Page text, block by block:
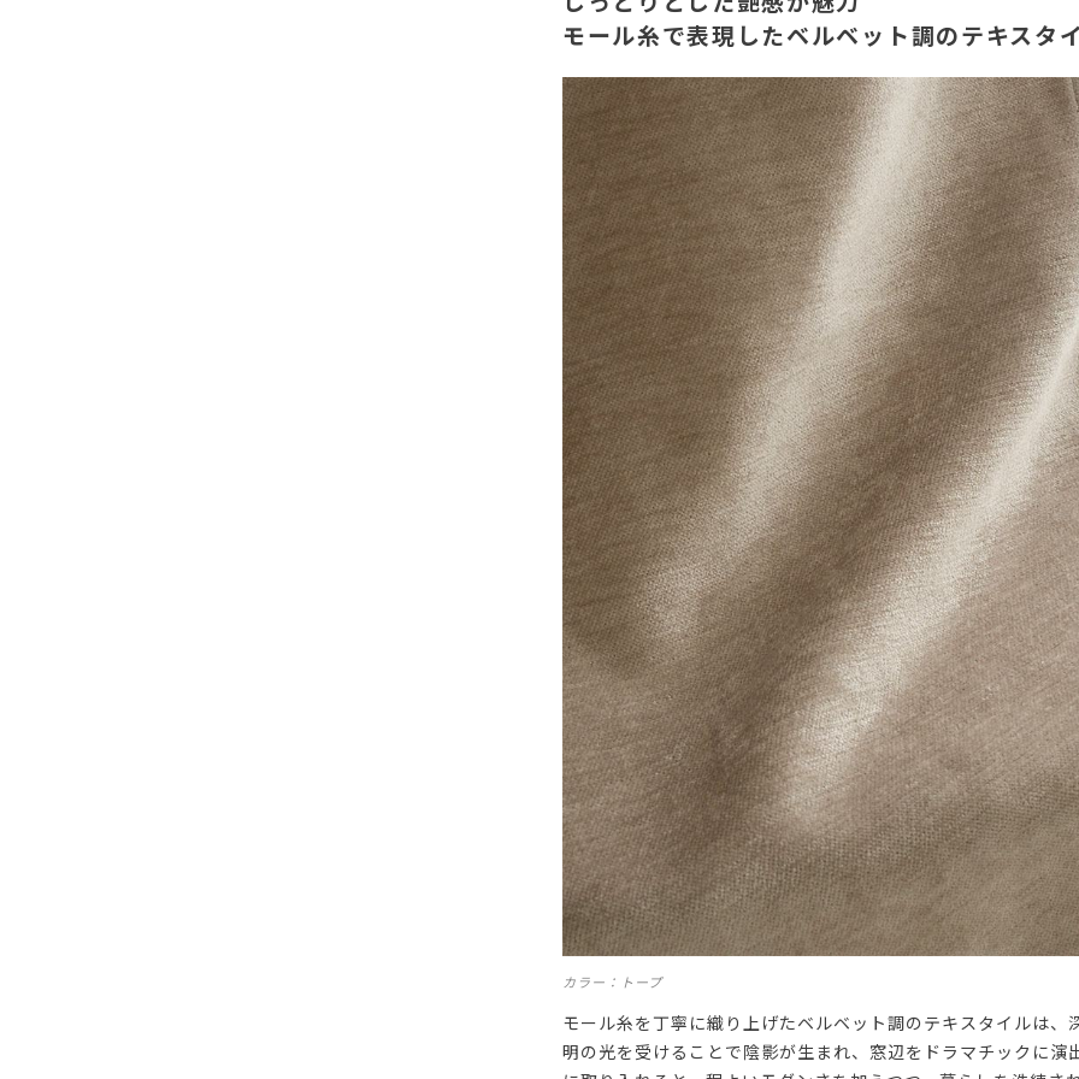
モール糸で表現したベルベット調のテキスタ
カラー：トープ
モール糸を丁寧に織り上げたベルベット調のテキスタイルは
明の光を受けることで陰影が生まれ、窓辺をドラマチックに